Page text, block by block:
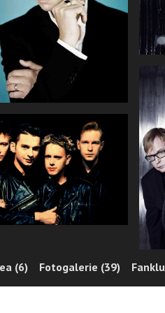
(6) Fotogalerie (39)